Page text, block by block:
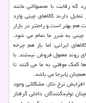
رقابت با محصولاتی مانند
دارند کالاهای چینی وارد
هم بهتر است و راحتتر در بازار
چینی به ضرر ما تمام می شود.
ایرانی، اما باز هم چرخه
روند معمول فروش نیستند. با
کمک موقتی به ما می کنند تا
پابرجا می باشد.
نرخ دلار، مشکلاتی وجود
تولیدکنندگان داخلی گرفتار